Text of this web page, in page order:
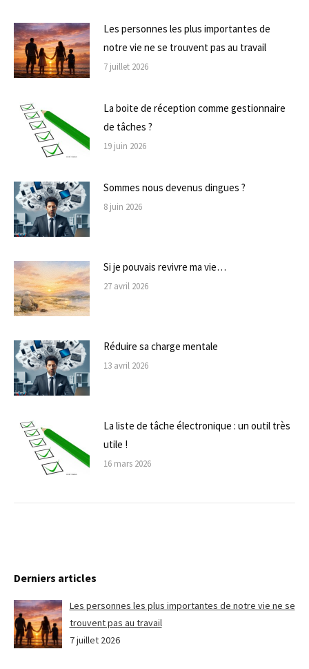
Les personnes les plus importantes de
notre vie ne se trouvent pas au travail
7 juillet 2026
La boite de réception comme gestionnaire
de tâches ?
19 juin 2026
Sommes nous devenus dingues ?
8 juin 2026
Si je pouvais revivre ma vie…
27 avril 2026
Réduire sa charge mentale
13 avril 2026
La liste de tâche électronique : un outil très
utile !
16 mars 2026
Derniers articles
Les personnes les plus importantes de notre vie ne se
trouvent pas au travail
7 juillet 2026